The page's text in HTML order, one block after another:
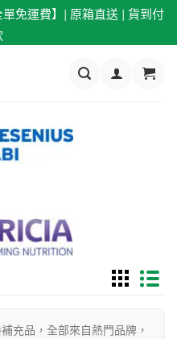
免運費】| 原箱直送 | 貨到付
充品，全部來自熱門品牌，